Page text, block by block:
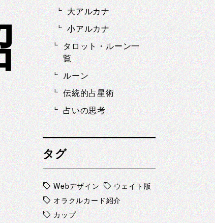
大アルカナ
小アルカナ
タロット・ルーン一
覧
ルーン
伝統的占星術
占いの思考
タグ
Webデザイン
ウェイト版
オラクルカード紹介
カップ